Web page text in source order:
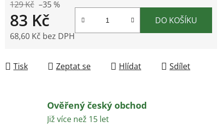
129 Kč –35 %
83 Kč
68,60 Kč bez DPH
DO KOŠÍKU
Tisk Zeptat se Hlídat Sdílet
Ověřený český obchod
Již více než 15 let